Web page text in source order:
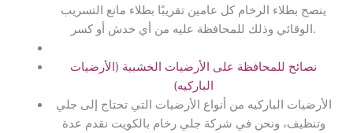
ينصح بطلاء الرخام كل عامين تقريبًا بطلاء مانع التسريب
الوقائي وذلك للمحافظة عليه من أي خدش أو كسر.
نصائح للمحافظة على الأرضيات الخشبية (الأرضيات
الباركيه)
الأرضيات الباركيه من أنواع الأرضيات التي تحتاج إلى جلي
وتنظيف، ونحن في شركة جلي رخام بالكويت نقدم عدة